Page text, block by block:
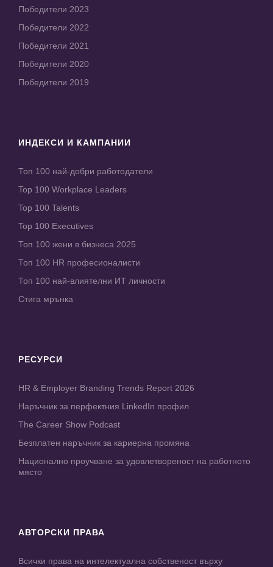
Победители 2023
Победители 2022
Победители 2021
Победители 2020
Победители 2019
ИНДЕКСИ И КАМПАНИИ
Топ 100 най-добри работодатели
Top 100 Workplace Leaders
Top 100 Talents
Top 100 Executives
Топ 100 жени в бизнеса 2025
Топ 100 HR професионалисти
Топ 100 най-влиятелни ИТ личности
Стига мрънка
РЕСУРСИ
HR & Employer Branding Trends Report 2026
Наръчник за перфектния LinkedIn профил
The Career Show Podcast
Безплатен наръчник за кариерна промяна
Национално проучване за удовлетвореност на работното
място
АВТОРСКИ ПРАВА
Всички права на интелектуална собственост върху